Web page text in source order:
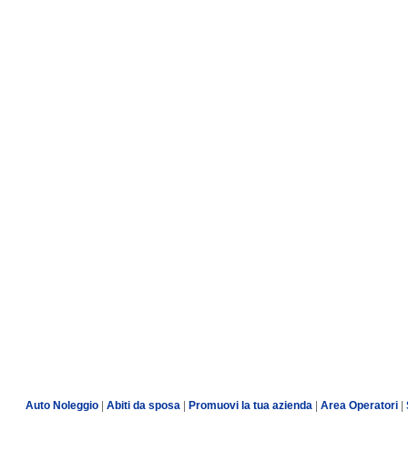
Auto Noleggio Abiti da sposa Promuovi la tua azienda Area Operatori